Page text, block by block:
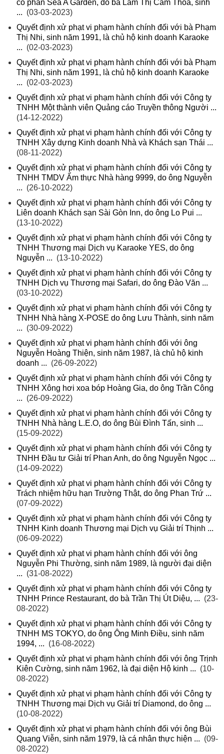
cổ phần Sea A Garden, do bà Lâm Thị Cẩm Thoa, sinh
... (03-03-2023)
Quyết định xử phạt vi phạm hành chính đối với bà Phạm
Thị Nhi, sinh năm 1991, là chủ hộ kinh doanh Karaoke
... (02-03-2023)
Quyết định xử phạt vi phạm hành chính đối với bà Phạm
Thị Nhi, sinh năm 1991, là chủ hộ kinh doanh Karaoke
... (02-03-2023)
Quyết định xử phạt vi phạm hành chính đối với Công ty
TNHH Một thành viên Quảng cáo Truyền thông Người ...
(14-12-2022)
Quyết định xử phạt vi phạm hành chính đối với Công ty
TNHH Xây dựng Kinh doanh Nhà và Khách sạn Thái ...
(08-11-2022)
Quyết định xử phạt vi phạm hành chính đối với Công ty
TNHH TMDV Ẩm thực Nhà hàng 9999, do ông Nguyễn
... (26-10-2022)
Quyết định xử phạt vi phạm hành chính đối với Công ty
Liên doanh Khách sạn Sài Gòn Inn, do ông Lo Pui ...
(13-10-2022)
Quyết định xử phạt vi phạm hành chính đối với Công ty
TNHH Thương mại Dịch vụ Karaoke YES, do ông
Nguyễn ... (13-10-2022)
Quyết định xử phạt vi phạm hành chính đối với Công ty
TNHH Dịch vụ Thương mại Safari, do ông Đào Văn ...
(03-10-2022)
Quyết định xử phạt vi phạm hành chính đối với Công ty
TNHH Nhà hàng X-POSE do ông Lưu Thành, sinh năm
... (30-09-2022)
Quyết định xử phạt vi phạm hành chính đối với ông
Nguyễn Hoàng Thiện, sinh năm 1987, là chủ hộ kinh
doanh ... (26-09-2022)
Quyết định xử phạt vi phạm hành chính đối với Công ty
TNHH Xông hơi xoa bóp Hoàng Gia, do ông Trần Công
... (26-09-2022)
Quyết định xử phạt vi phạm hành chính đối với Công ty
TNHH Nhà hàng L.E.O, do ông Bùi Đình Tấn, sinh ...
(15-09-2022)
Quyết định xử phạt vi phạm hành chính đối với Công ty
TNHH Đầu tư Giải trí Phan Anh, do ông Nguyễn Ngọc ...
(14-09-2022)
Quyết định xử phạt vi phạm hành chính đối với Công ty
Trách nhiệm hữu hạn Trường Thật, do ông Phan Trứ ...
(07-09-2022)
Quyết định xử phạt vi phạm hành chính đối với Công ty
TNHH Kinh doanh Thương mại Dịch vụ Giải trí Thịnh ...
(06-09-2022)
Quyết định xử phạt vi phạm hành chính đối với ông
Nguyễn Phi Thường, sinh năm 1989, là người đại diện
... (31-08-2022)
Quyết định xử phạt vi phạm hành chính đối với Công ty
TNHH Prince Restaurant, do bà Trần Thị Út Diệu, ... (23-
08-2022)
Quyết định xử phạt vi phạm hành chính đối với Công ty
TNHH MS TOKYO, do ông Ông Minh Điều, sinh năm
1994, ... (16-08-2022)
Quyết định xử phạt vi phạm hành chính đối với ông Trịnh
Kiên Cường, sinh năm 1962, là đại diện Hộ kinh ... (10-
08-2022)
Quyết định xử phạt vi phạm hành chính đối với Công ty
TNHH Thương mại Dịch vụ Giải trí Diamond, do ông ...
(10-08-2022)
Quyết định xử phạt vi phạm hành chính đối với ông Bùi
Quang Viễn, sinh năm 1979, là cá nhân thực hiện ... (09-
08-2022)